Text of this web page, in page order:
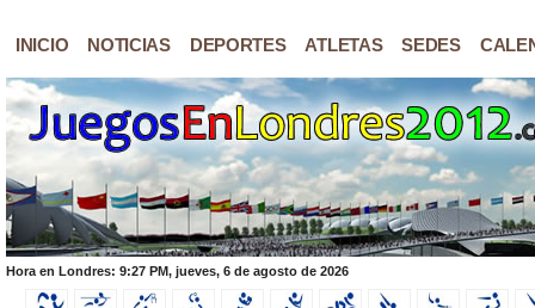
INICIO NOTICIAS DEPORTES ATLETAS SEDES
Hora en Londres: 9:27 PM, jueves, 6 de agosto de 2026